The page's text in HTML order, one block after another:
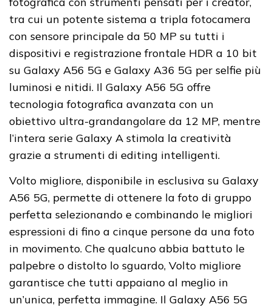
tra cui un potente sistema a tripla fotocamera
con sensore principale da 50 MP su tutti i
dispositivi e registrazione frontale HDR a 10 bit
su Galaxy A56 5G e Galaxy A36 5G per selfie più
luminosi e nitidi. Il Galaxy A56 5G offre
tecnologia fotografica avanzata con un
obiettivo ultra-grandangolare da 12 MP, mentre
l’intera serie Galaxy A stimola la creatività
grazie a strumenti di editing intelligenti.
Volto migliore, disponibile in esclusiva su Galaxy
A56 5G, permette di ottenere la foto di gruppo
perfetta selezionando e combinando le migliori
espressioni di fino a cinque persone da una foto
in movimento. Che qualcuno abbia battuto le
palpebre o distolto lo sguardo, Volto migliore
garantisce che tutti appaiano al meglio in
un’unica, perfetta immagine. Il Galaxy A56 5G